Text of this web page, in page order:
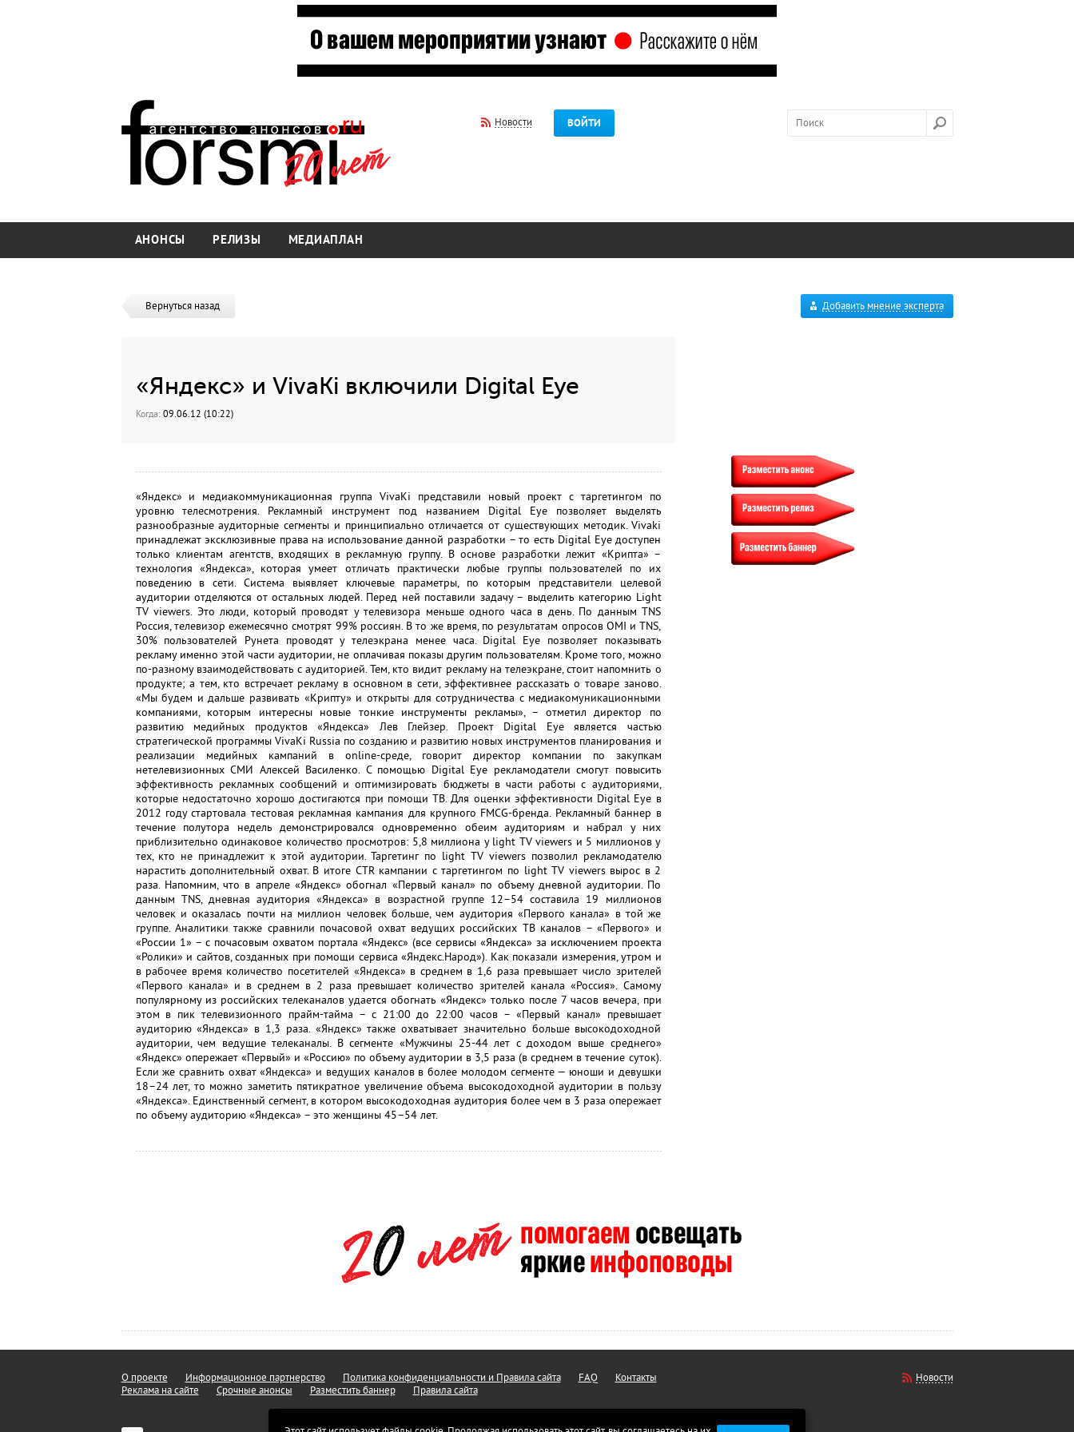
Новости ВОЙТИ
АНОНСЫ РЕЛИЗЫ МЕДИАПЛАН
Вернуться назад
«Яндекс» и VivaKi включили Digital Eye
Когда: 09.06.12 (10:22)
«Яндекс» и медиакоммуникационная группа VivaKi представили новый проект с таргетингом по
уровню телесмотрения. Рекламный инструмент под названием Digital Eye позволяет выделять
разнообразные аудиторные сегменты и принципиально отличается от существующих методик. Vivaki
принадлежат эксклюзивные права на использование данной разработки – то есть Digital Eye доступен
только клиентам агентств, входящих в рекламную группу. В основе разработки лежит «Крипта» –
технология «Яндекса», которая умеет отличать практически любые группы пользователей по их
поведению в сети. Система выявляет ключевые параметры, по которым представители целевой
аудитории отделяются от остальных людей. Перед ней поставили задачу – выделить категорию Light
TV viewers. Это люди, который проводят у телевизора меньше одного часа в день. По данным TNS
Россия, телевизор ежемесячно смотрят 99% россиян. В то же время, по результатам опросов ОМI и TNS,
30% пользователей Рунета проводят у телеэкрана менее часа. Digital Eye позволяет показывать
рекламу именно этой части аудитории, не оплачивая показы другим пользователям. Кроме того, можно
по-разному взаимодействовать с аудиторией. Тем, кто видит рекламу на телеэкране, стоит напомнить о
продукте; а тем, кто встречает рекламу в основном в сети, эффективнее рассказать о товаре заново.
«Мы будем и дальше развивать «Крипту» и открыты для сотрудничества с медиакомуникационными
компаниями, которым интересны новые тонкие инструменты рекламы», – отметил директор по
развитию медийных продуктов «Яндекса» Лев Глейзер. Проект Digital Eye является частью
стратегической программы VivaKi Russia по созданию и развитию новых инструментов планирования и
реализации медийных кампаний в online-среде, говорит директор компании по закупкам
нетелевизионных СМИ Алексей Василенко. С помощью Digital Eye рекламодатели смогут повысить
эффективность рекламных сообщений и оптимизировать бюджеты в части работы с аудиториями,
которые недостаточно хорошо достигаются при помощи ТВ. Для оценки эффективности Digital Eye в
2012 году стартовала тестовая рекламная кампания для крупного FMCG-бренда. Рекламный баннер в
течение полутора недель демонстрировался одновременно обеим аудиториям и набрал у них
приблизительно одинаковое количество просмотров: 5,8 миллиона у light TV viewers и 5 миллионов у
тех, кто не принадлежит к этой аудитории. Таргетинг по light TV viewers позволил рекламодателю
нарастить дополнительный охват. В итоге CTR кампании с таргетингом по light TV viewers вырос в 2
раза. Напомним, что в апреле «Яндекс» обогнал «Первый канал» по объему дневной аудитории. По
данным TNS, дневная аудитория «Яндекса» в возрастной группе 12–54 составила 19 миллионов
человек и оказалась почти на миллион человек больше, чем аудитория «Первого канала» в той же
группе. Аналитики также сравнили почасовой охват ведущих российских ТВ каналов – «Первого» и
«России 1» – с почасовым охватом портала «Яндекс» (все сервисы «Яндекса» за исключением проекта
«Ролики» и сайтов, созданных при помощи сервиса «Яндекс.Народ»). Как показали измерения, утром и
в рабочее время количество посетителей «Яндекса» в среднем в 1,6 раза превышает число зрителей
«Первого канала» и в среднем в 2 раза превышает количество зрителей канала «Россия». Самому
популярному из российских телеканалов удается обогнать «Яндекс» только после 7 часов вечера, при
этом в пик телевизионного прайм-тайма – с 21:00 до 22:00 часов – «Первый канал» превышает
аудиторию «Яндекса» в 1,3 раза. «Яндекс» также охватывает значительно больше высокодоходной
аудитории, чем ведущие телеканалы. В сегменте «Мужчины 25-44 лет с доходом выше среднего»
«Яндекс» опережает «Первый» и «Россию» по объему аудитории в 3,5 раза (в среднем в течение суток).
Если же сравнить охват «Яндекса» и ведущих каналов в более молодом сегменте — юноши и девушки
18–24 лет, то можно заметить пятикратное увеличение объема высокодоходной аудитории в пользу
«Яндекса». Единственный сегмент, в котором высокодоходная аудитория более чем в 3 раза опережает
по объему аудиторию «Яндекса» – это женщины 45–54 лет.
Добавить мнение эксперта
О проекте Информационное партнерство Политика конфиденциальности и Правила сайта FAQ
Контакты
Реклама на сайте
Срочные анонсы Разместить баннер Правила сайта
Новости